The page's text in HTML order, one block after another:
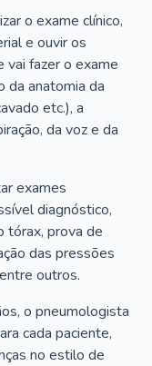
o exame clínico,
e ouvir os
vai fazer o exame
da anatomia da
etc.), a
da voz e da
exames
diagnóstico,
tórax, prova de
das pressões
outros.
o pneumologista
cada paciente,
no estilo de